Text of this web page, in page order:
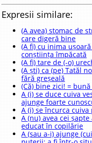
Expresii similare:
(A avea) stomac de
care digeră bine
(A fi) cu inima
conștiința împăcată
(A fi) tare de (-o)
(A ști) ca (pe) Tatăl
fără greșeală
(Că) bine zici! =
A (i) se duce cuiva
ajunge foarte
A (i) se încurca
A (nu) avea cei
educat în copilărie
A (sau a-i) ajunge